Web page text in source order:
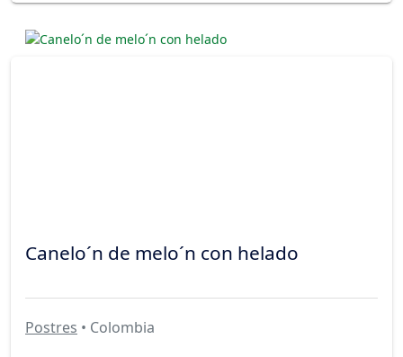
Canelo´n de melo´n con helado
Postres • Colombia